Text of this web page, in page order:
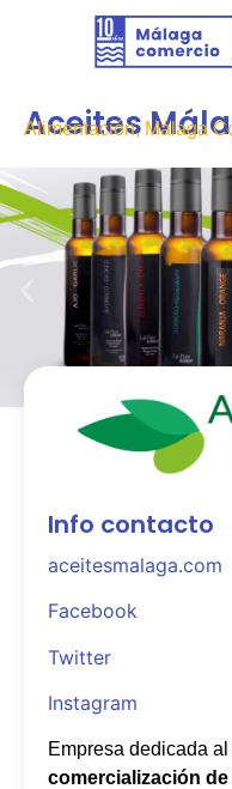
Aceites
Alimentación, Málaga
Info contacto
aceitesmalaga.com
Facebook
Twitter
Instagram
Empresa dedicada al
comercialización